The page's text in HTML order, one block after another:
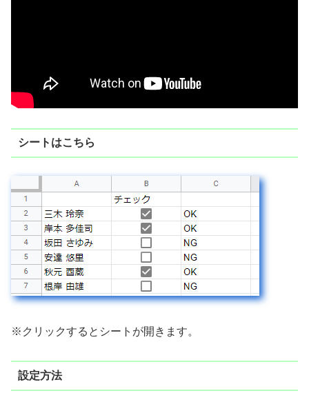
シートはこちら
※クリックするとシートが開きます。
設定方法